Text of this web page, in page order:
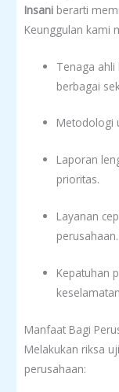
Insani berarti
Keunggulan kami
Tenaga
berbagai
Metodologi
Laporan
prioritas.
Layanan
perusahaan.
Kepatuhan
Manfaat Bagi
Melakukan riksa
perusahaan: